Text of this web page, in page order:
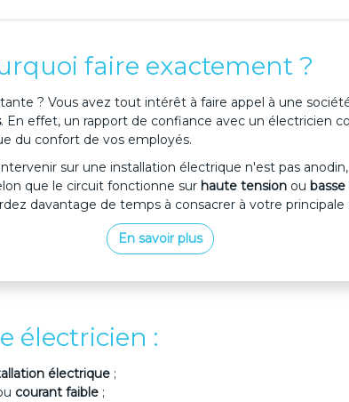
faire exactement ?
? Vous avez tout intérêt à faire appel à une
. En effet, un rapport de confiance avec un électricien
du confort de vos employés.
sur une installation électrique n'est pas
que le circuit fonctionne sur haute tension ou
davantage de temps à consacrer à votre principale
En savoir plus
électricien :
électrique ;
courant faible ;